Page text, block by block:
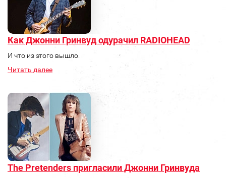
Как Джонни Гринвуд одурачил RADIOHEAD
И что из этого вышло.
Читать далее
The Pretenders пригласили Джонни Гринвуда